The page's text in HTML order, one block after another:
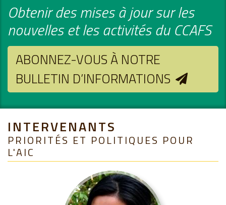
Obtenir des mises à jour sur les
nouvelles et les activités du CCAFS
ABONNEZ-VOUS À NOTRE
BULLETIN D’INFORMATIONS
INTERVENANTS
PRIORITÉS ET POLITIQUES POUR
L'AIC